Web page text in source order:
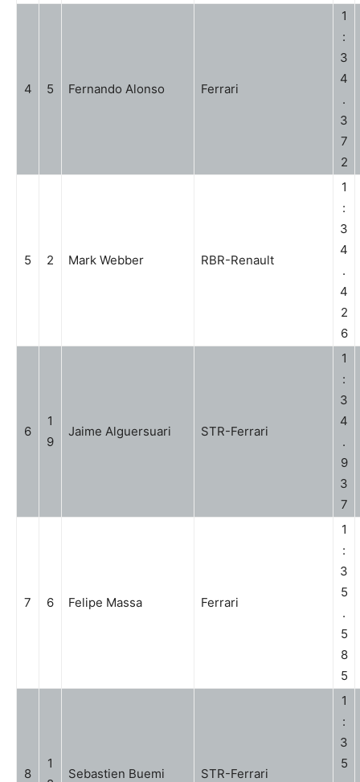
4 5 Fernando Alonso Ferrari
1
:
3
4
.
3
7
2
5 2 Mark Webber RBR-Renault
1
:
3
4
.
4
2
6
6
1
9
Jaime Alguersuari STR-Ferrari
1
:
3
4
.
9
3
7
7 6 Felipe Massa Ferrari
1
:
3
5
.
5
8
5
8
1
Sebastien Buemi STR-Ferrari
1
:
3
5